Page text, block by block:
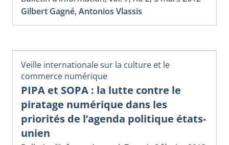
Gilbert Gagné, Antonios Vlassis
Veille internationale sur la culture et le
commerce numérique
PIPA et SOPA : la lutte contre le
piratage numérique dans les
priorités de l’agenda politique états-
unien